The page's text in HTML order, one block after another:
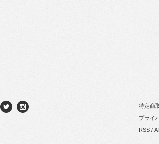
特定商
プライ
RSS /